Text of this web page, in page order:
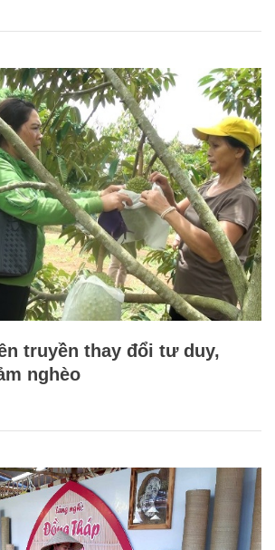
truyền thay đổi tư duy,
nghèo